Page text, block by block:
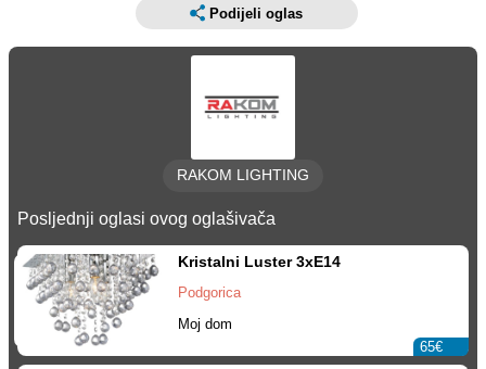
Podijeli oglas
RAKOM LIGHTING
Posljednji oglasi ovog oglašivača
Kristalni Luster 3xE14
Podgorica
Moj dom
65€